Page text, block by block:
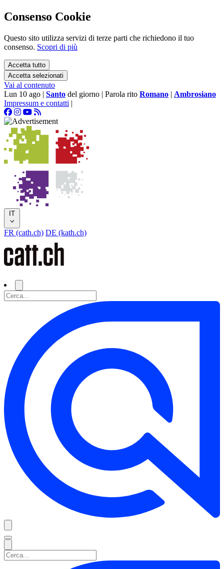
Consenso Cookie
Questo sito utilizza servizi di terze parti che richiedono il tuo
consenso. Scopri di più
Accetta tutto
Accetta selezionati
Vai al contenuto
Lun 10 ago | Santo del giorno | Parola rito Romano | Ambrosiano
Impressum e contatti |
IT
FR (cath.ch) DE (kath.ch)